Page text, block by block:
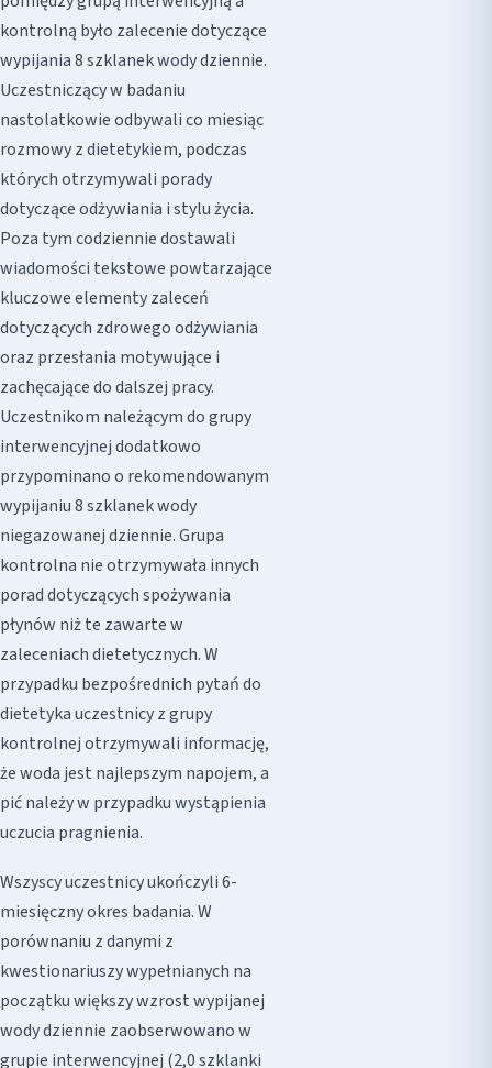
kontrolną było zalecenie dotyczące
wypijania 8 szklanek wody dziennie.
Uczestniczący w badaniu
nastolatkowie odbywali co miesiąc
rozmowy z dietetykiem, podczas
których otrzymywali porady
dotyczące odżywiania i stylu życia.
Poza tym codziennie dostawali
wiadomości tekstowe powtarzające
kluczowe elementy zaleceń
dotyczących zdrowego odżywiania
oraz przesłania motywujące i
zachęcające do dalszej pracy.
Uczestnikom należącym do grupy
interwencyjnej dodatkowo
przypominano o rekomendowanym
wypijaniu 8 szklanek wody
niegazowanej dziennie. Grupa
kontrolna nie otrzymywała innych
porad dotyczących spożywania
płynów niż te zawarte w
zaleceniach dietetycznych. W
przypadku bezpośrednich pytań do
dietetyka uczestnicy z grupy
kontrolnej otrzymywali informację,
że woda jest najlepszym napojem, a
pić należy w przypadku wystąpienia
uczucia pragnienia.
Wszyscy uczestnicy ukończyli 6-
miesięczny okres badania. W
porównaniu z danymi z
kwestionariuszy wypełnianych na
początku większy wzrost wypijanej
wody dziennie zaobserwowano w
grupie interwencyjnej (2,0 szklanki